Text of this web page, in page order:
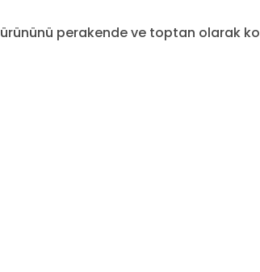
ürününü perakende ve toptan olarak